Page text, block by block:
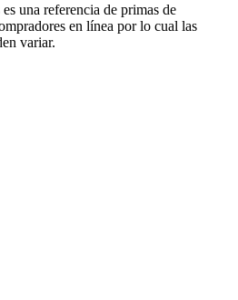
una referencia de primas de
en línea por lo cual las
variar.